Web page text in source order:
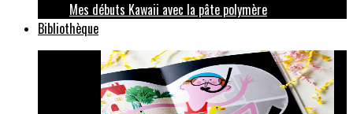
Mes débuts Kawaii avec la pâte polymère
Bibliothèque